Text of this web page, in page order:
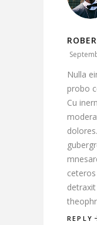
Nulla
probo
Cu
REPLY